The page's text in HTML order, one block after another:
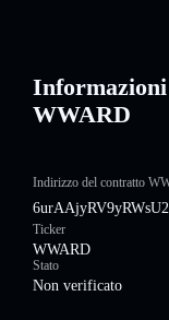
WWARD
Indirizzo del contratto
Ticker
WWARD
Stato
Non verificato